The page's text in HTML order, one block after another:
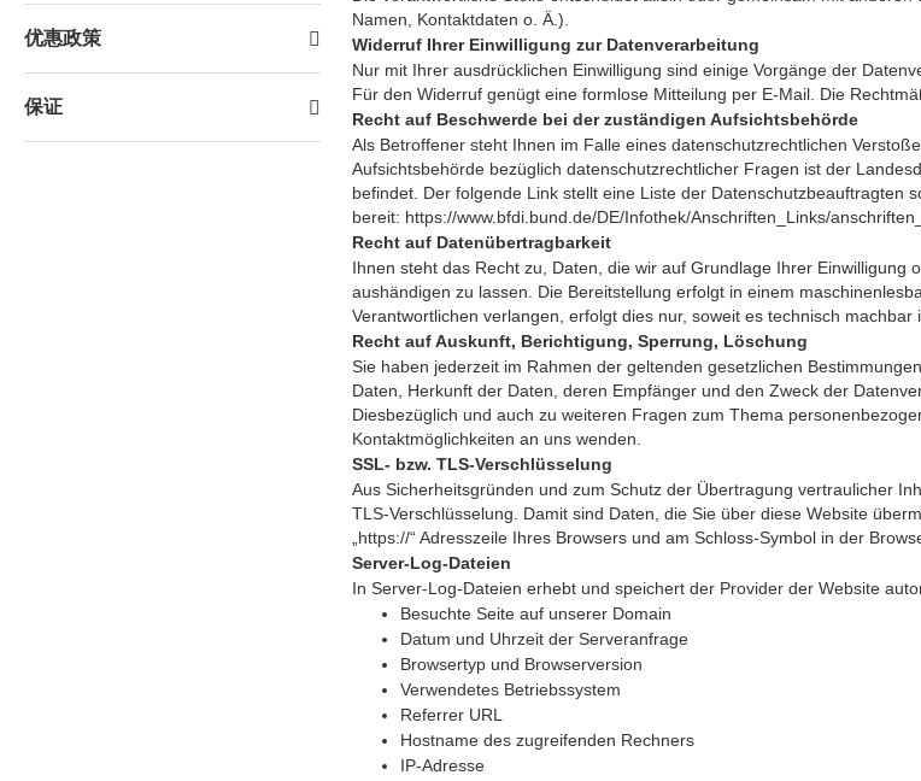
Namen, Kontaktdaten o. Ä.).
Widerruf Ihrer Einwilligung zur Datenverarbeitung
Nur mit Ihrer ausdrücklichen Einwilligung sind einige Vorgänge der
Für den Widerruf genügt eine formlose Mitteilung per E-Mail. Die
Recht auf Beschwerde bei der zuständigen Aufsichtsbehörde
Als Betroffener steht Ihnen im Falle eines datenschutzrechtlichen
Aufsichtsbehörde bezüglich datenschutzrechtlicher Fragen ist der
befindet. Der folgende Link stellt eine Liste der Datenschutzbeauftragten
bereit: https://www.bfdi.bund.de/DE/Infothek/Anschriften_Links/
Recht auf Datenübertragbarkeit
Ihnen steht das Recht zu, Daten, die wir auf Grundlage Ihrer
aushändigen zu lassen. Die Bereitstellung erfolgt in einem
Verantwortlichen verlangen, erfolgt dies nur, soweit es technisch machbar
Recht auf Auskunft, Berichtigung, Sperrung, Löschung
Sie haben jederzeit im Rahmen der geltenden gesetzlichen
Daten, Herkunft der Daten, deren Empfänger und den Zweck der
Diesbezüglich und auch zu weiteren Fragen zum Thema
Kontaktmöglichkeiten an uns wenden.
SSL- bzw. TLS-Verschlüsselung
Aus Sicherheitsgründen und zum Schutz der Übertragung vertraulicher
TLS-Verschlüsselung. Damit sind Daten, die Sie über diese Website
„https://“ Adresszeile Ihres Browsers und am Schloss-Symbol in der
Server-Log-Dateien
In Server-Log-Dateien erhebt und speichert der Provider der Website
Besuchte Seite auf unserer Domain
Datum und Uhrzeit der Serveranfrage
Browsertyp und Browserversion
Verwendetes Betriebssystem
Referrer URL
Hostname des zugreifenden Rechners
IP-Adresse
优惠政策
保证